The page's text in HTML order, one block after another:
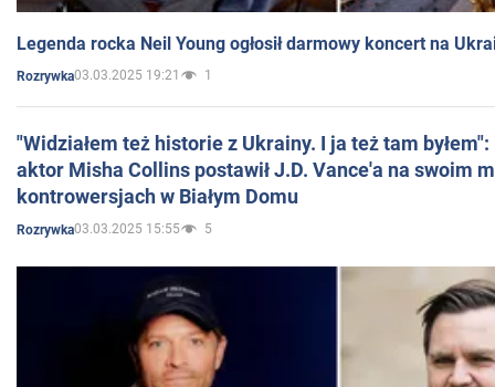
Legenda rocka Neil Young ogłosił darmowy koncert na
Rozrywka03.03.2025 19:21 1
"Widziałem też historie z Ukrainy. I ja też tam
aktor Misha Collins postawił J.D. Vance'a na swoim
kontrowersjach w Białym Domu
Rozrywka03.03.2025 15:55 5